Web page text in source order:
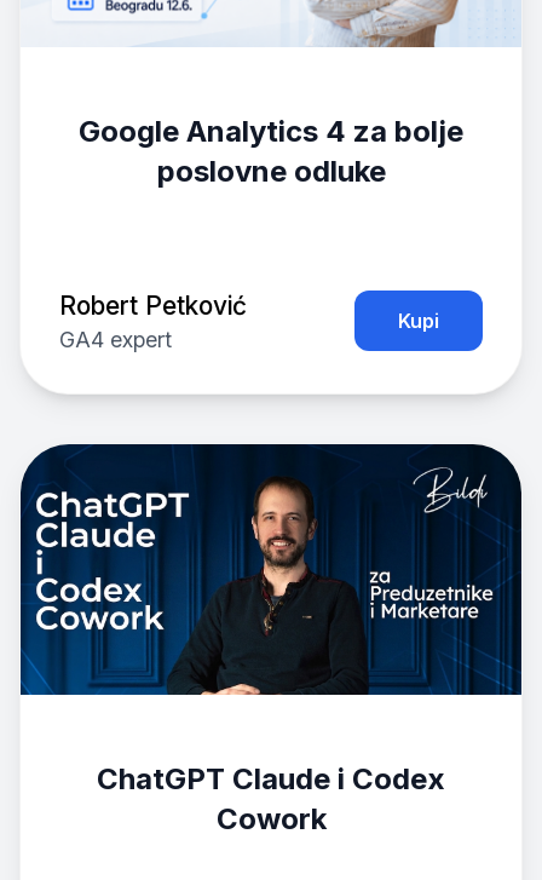
Google Analytics 4 za bolje
poslovne odluke
Robert Petković
GA4 expert
Kupi
ChatGPT Claude i Codex
Cowork